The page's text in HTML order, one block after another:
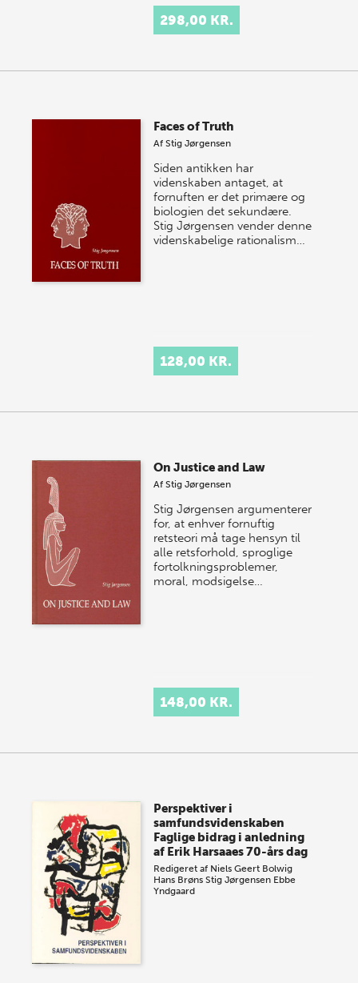
298,00 KR.
Faces of Truth
AfStig Jørgensen
Siden antikken har
videnskaben antaget, at
fornuften er det primære og
biologien det sekundære.
Stig Jørgensen vender denne
videnskabelige rationalism…
128,00 KR.
On Justice and Law
AfStig Jørgensen
Stig Jørgensen argumenterer
for, at enhver fornuftig
retsteori må tage hensyn til
alle retsforhold, sproglige
fortolkningsproblemer,
moral, modsigelse…
148,00 KR.
Perspektiver i
samfundsvidenskaben
Faglige bidrag i anledning
af Erik Harsaaes 70-års dag
Redigeret af Niels Geert Bolwig
Hans Brøns Stig Jørgensen Ebbe
Yndgaard